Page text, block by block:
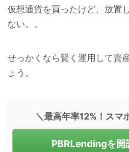
仮想通貨を買ったけど、放置
ない。。
せっかくなら賢く運用して資
ょう。
＼最高年率12%！スマ
PBRLendingを開